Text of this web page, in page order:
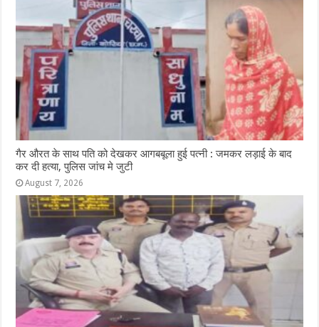
गैर औरत के साथ पति को देखकर आगबबूला हुई पत्नी : जमकर लड़ाई के बाद
कर दी हत्या, पुलिस जांच मे जुटी
August 7, 2026